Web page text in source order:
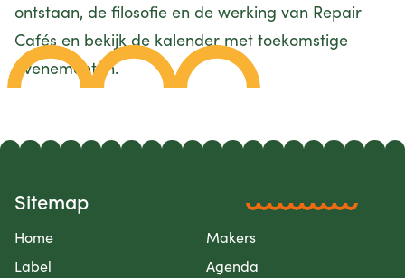
ontstaan, de filosofie en de werking van Repair
Cafés en bekijk de kalender met toekomstige
evenementen.
Sitemap
Home
Makers
Label
Agenda